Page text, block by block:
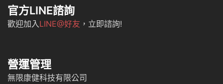
官方LINE諮詢
歡迎加入 LINE@好友 ，立即諮詢!
營運管理
無限康健科技有限公司